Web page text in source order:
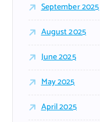
September 2025
August 2025
June 2025
May 2025
April 2025